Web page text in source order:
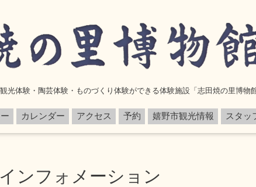
光体験・陶芸体験・ものづくり体験ができる体験施設「志田焼の里博物館
カレンダー アクセス 予約 嬉野市観光情報 スタッ
インフォメーション